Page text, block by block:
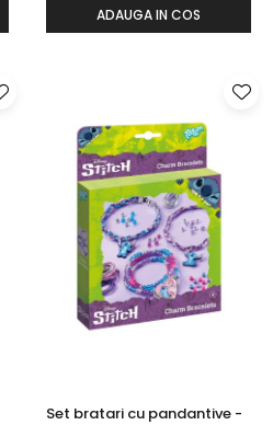
ADAUGA IN COS
Set bratari cu pandantive -